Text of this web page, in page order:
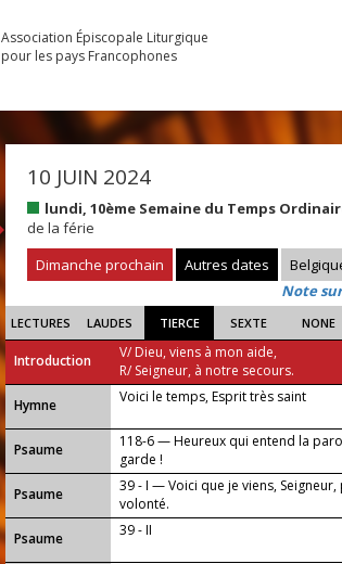
Association Épiscopale Liturgique
pour les pays Francophones
10 JUIN 2024
lundi, 10ème Semaine du Temps
de la férie
Dimanche prochain
Autres dates
Note
LECTURES LAUDES TIERCE SEXTE NONE
Introduction
V/ Dieu, viens à mon aide,
R/ Seigneur, à notre secours.
...
Hymne Voici le temps, Esprit très saint
Psaume
118-6 — Heureux qui entend la
garde !
Psaume
39 - I — Voici que je viens,
volonté.
Psaume
39 - II